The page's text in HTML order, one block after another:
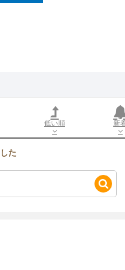
低い順 新
た